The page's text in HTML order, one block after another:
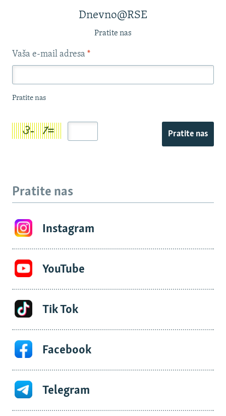
Dnevno@RSE
Pratite nas
Vaša e-mail adresa *
Pratite nas
Pratite nas
Pratite nas
Instagram
YouTube
Tik Tok
Facebook
Telegram